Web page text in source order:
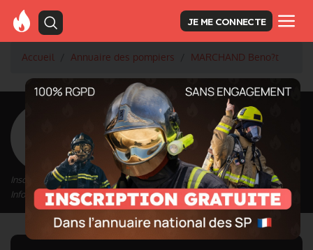
JE ME CONNECTE
Accueil Annuaire des pompiers MARCHAND Beno?t
< Retour à la liste des pompiers
MARCHAND Beno?t
Inscrit depuis le 12/01/2026 à 14:50
Informations mises à jour le 12/01/2026 à 14:50